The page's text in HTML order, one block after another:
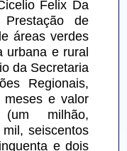
Felix Da
de
áreas verdes
urbana e rural
da Secretaria
Regionais,
e valor
milhão,
seiscentos
e dois